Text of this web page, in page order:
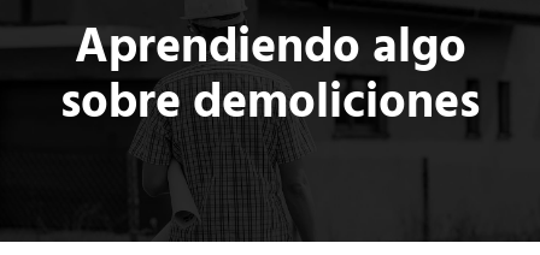
Aprendiendo algo
sobre demoliciones